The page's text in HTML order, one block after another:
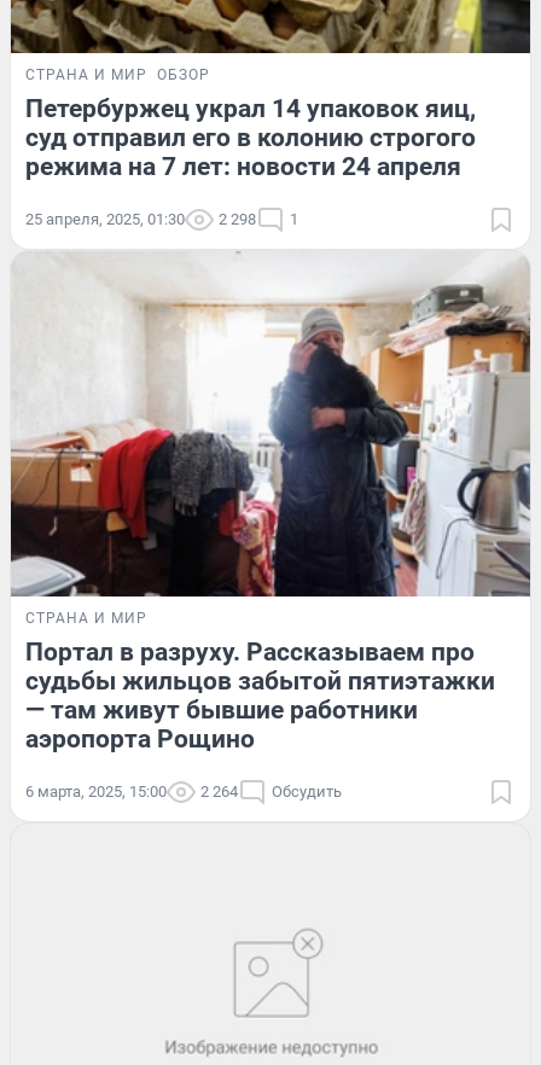
СТРАНА И МИР ОБЗОР
Петербуржец украл 14 упаковок яиц,
суд отправил его в колонию строгого
режима на 7 лет: новости 24 апреля
25 апреля, 2025, 01:30 2 298 1
СТРАНА И МИР
Портал в разруху. Рассказываем про
судьбы жильцов забытой пятиэтажки
— там живут бывшие работники
аэропорта Рощино
6 марта, 2025, 15:00 2 264 Обсудить